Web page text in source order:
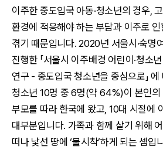
이주한 중도입국 아동·청소년의 경우,
환경에 적응해야 하는 부담과 이주로
겪기 때문입니다. 2020년 서울시·숙명
진행한 「서울시 이주배경 어린이·청소
연구 - 중도입국 청소년을 중심으로」
청소년 10명 중 6명(약 64%)이 본인의
부모를 따라 한국에 왔고, 10대 시절에
대부분입니다. 가족과 함께 살기 위해
떠나 낯선 땅에 ‘불시착’하게 되는 셈입